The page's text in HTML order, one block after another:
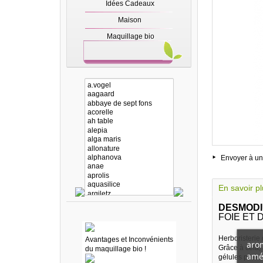
Idées Cadeaux
Maison
Maquillage bio
Avantages et Inconvénients
du maquillage bio !
Envoyer à
En savoir
FOIE ET
Herboristerie
Grâce à
gélules